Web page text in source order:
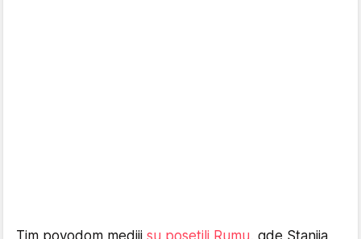
Tim povodom mediji su posetili Rumu, gde Stanija